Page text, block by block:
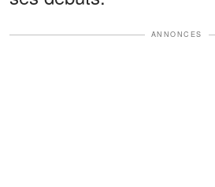
ANNONCES